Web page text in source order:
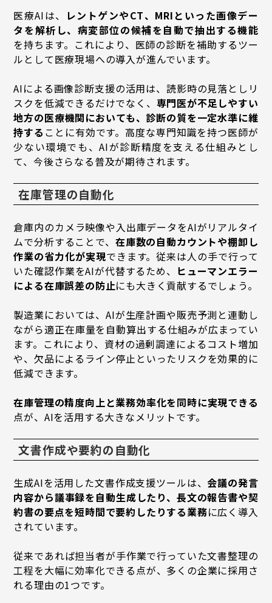
医療AIは、
レントゲンやCT、MRIといった画像デー
タを解析し、病変部位の候補を自動で抽出する機能
を持ちます。これにより、医師の診断を補助するツー
ルとして医療現場への導入が進んでいます。
AIによる画像診断支援の活用は、読影時の見落としリ
スクを低減できるだけでなく、 専門医が不足しやすい
地方の医療機関においても、診断の質を一定水準に維
持する ことに有効です。高度な専門知識を持つ医師が
少ない環境でも、AIが診断精度を支える仕組みとし
て、今後さらなる普及が期待されます。
在庫管理の自動化
倉庫内のカメラ映像や入出庫データをAIがリアルタイ
ムで分析することで、 在庫数の自動カウントや棚卸し
作業の省力化が実現できます。従来は人の手で行って
いた確認作業をAIが代替するため、 ヒューマンエラー
による在庫誤差の防止にも大きく貢献するでしょう。
製造業においては、AIが生産計画や販売予測と連動し
ながら適正在庫量を自動算出する仕組みが広まってい
ます。これにより、資材の過剰調達によるコスト増加
や、欠品によるライン停止といったリスクを効果的に
低減できます。
在庫管理の精度向上と業務効率化を同時に実現できる
点が、AIを活用する大きなメリットです。
文書作成や要約の自動化
生成AIを活用した文書作成支援ツールは、 会議の発言
内容から議事録を自動生成したり、長文の報告書や契
約書の要点を短時間で要約したりする業務に広く導入
されています。
従来であれば担当者が手作業で行っていた文書整理の
工程を大幅に効率化できる点が、多くの企業に採用さ
れる理由の1つです。